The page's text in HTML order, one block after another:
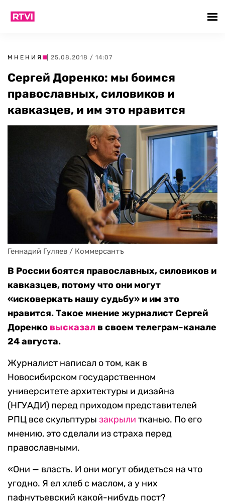
МНЕНИЯ | 25.08.2018 / 14:07
Сергей Доренко: мы боимся
православных, силовиков и
кавказцев, и им это нравится
Геннадий Гуляев / Коммерсантъ
В России боятся православных, силовиков и
кавказцев, потому что они могут
«исковеркать нашу судьбу» и им это
нравится. Такое мнение журналист Сергей
Доренко высказал в своем телеграм-канале
24 августа.
Журналист написал о том, как в
Новосибирском государственном
университете архитектуры и дизайна
(НГУАДИ) перед приходом представителей
РПЦ все скульптуры закрыли тканью. По его
мнению, это сделали из страха перед
православными.
«Они — власть. И они могут обидеться на что
угодно. Я ел хлеб с маслом, а у них
пафнутьевский какой-нибудь пост?